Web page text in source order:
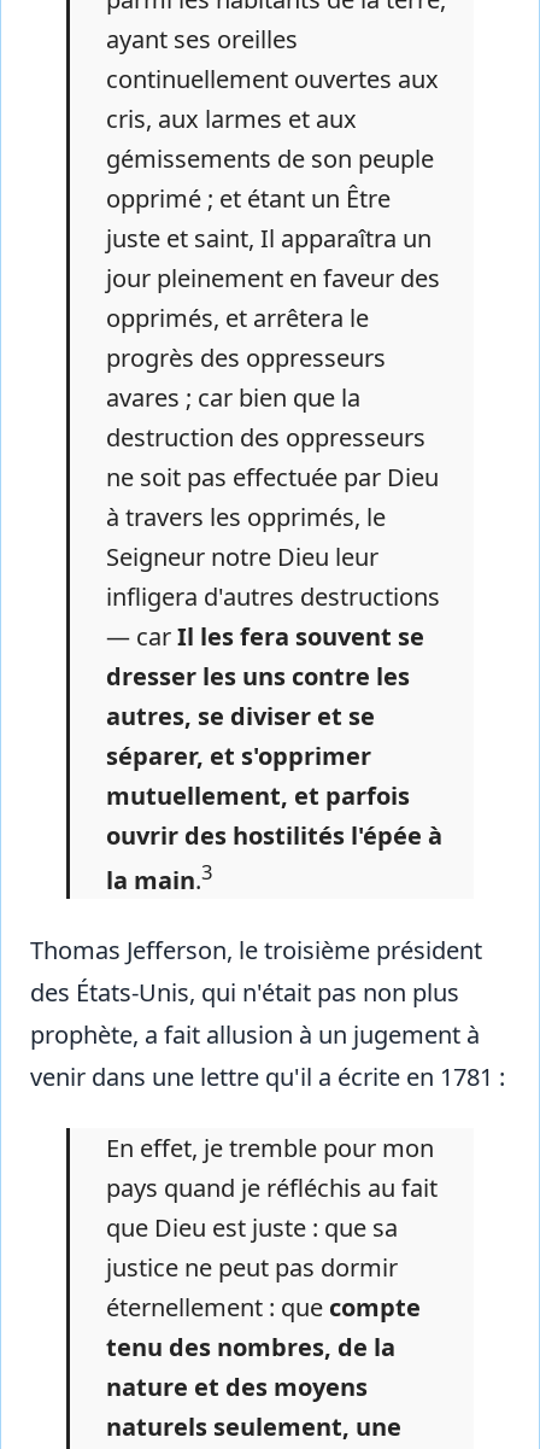
ayant ses oreilles
continuellement ouvertes aux
cris, aux larmes et aux
gémissements de son peuple
opprimé ; et étant un Être
juste et saint, Il apparaîtra un
jour pleinement en faveur des
opprimés, et arrêtera le
progrès des oppresseurs
avares ; car bien que la
destruction des oppresseurs
ne soit pas effectuée par Dieu
à travers les opprimés, le
Seigneur notre Dieu leur
infligera d'autres destructions
— carIl les fera souvent se
dresser les uns contre les
autres, se diviser et se
séparer, et s'opprimer
mutuellement, et parfois
ouvrir des hostilités l'épée à
la main.3
Thomas Jefferson, le troisième président
des États-Unis, qui n'était pas non plus
prophète, a fait allusion à un jugement à
venir dans une lettre qu'il a écrite en 1781 :
En effet, je tremble pour mon
pays quand je réfléchis au fait
que Dieu est juste : que sa
justice ne peut pas dormir
éternellement : que compte
tenu des nombres, de la
nature et des moyens
naturels seulement, une